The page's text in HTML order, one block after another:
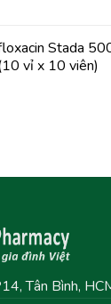
Stada
vỉ x 10 viên)
Tân Bình,